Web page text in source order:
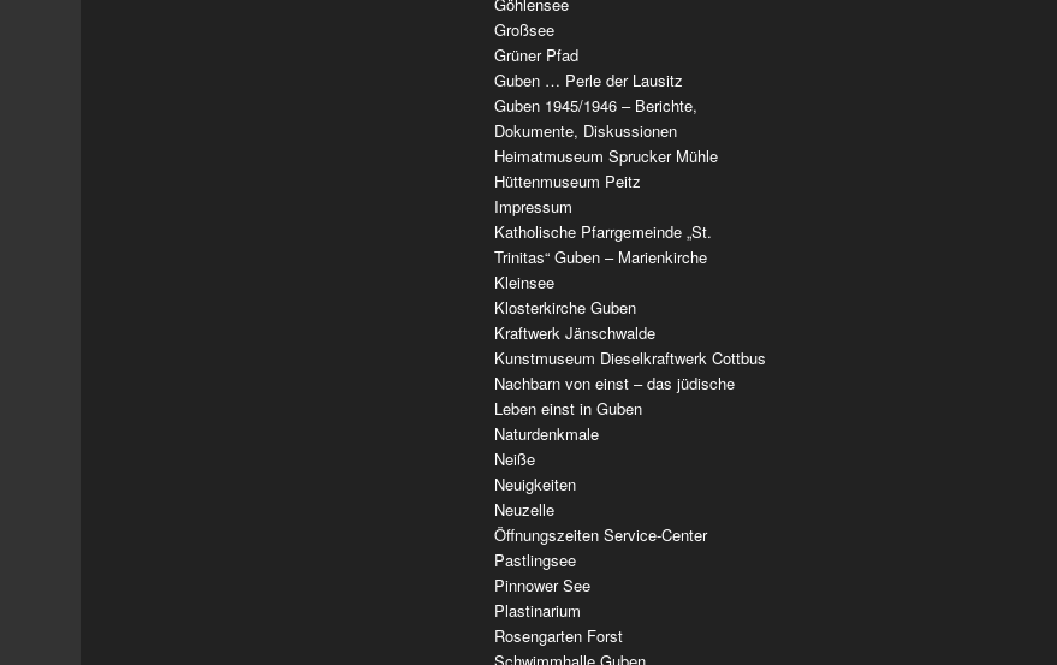
Großsee
Grüner Pfad
Guben … Perle der Lausitz
Guben 1945/1946 – Berichte,
Dokumente, Diskussionen
Heimatmuseum Sprucker Mühle
Hüttenmuseum Peitz
Impressum
Katholische Pfarrgemeinde „St.
Trinitas“ Guben – Marienkirche
Kleinsee
Klosterkirche Guben
Kraftwerk Jänschwalde
Kunstmuseum Dieselkraftwerk Cottbus
Nachbarn von einst – das jüdische
Leben einst in Guben
Naturdenkmale
Neiße
Neuigkeiten
Neuzelle
Öffnungszeiten Service-Center
Pastlingsee
Pinnower See
Plastinarium
Rosengarten Forst